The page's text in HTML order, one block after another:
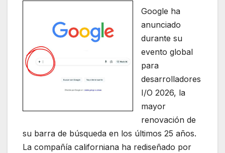
Google ha
anunciado
durante su
evento global
para
desarrolladores
I/O 2026, la
mayor
renovación de
su barra de búsqueda en los últimos 25 años.
La compañía californiana ha rediseñado por